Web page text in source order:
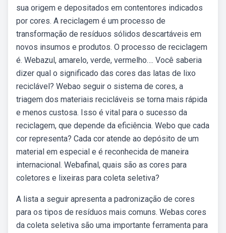
sua origem e depositados em contentores indicados
por cores. A reciclagem é um processo de
transformação de resíduos sólidos descartáveis em
novos insumos e produtos. O processo de reciclagem
é. Webazul, amarelo, verde, vermelho…. Você saberia
dizer qual o significado das cores das latas de lixo
reciclável? Webao seguir o sistema de cores, a
triagem dos materiais recicláveis se torna mais rápida
e menos custosa. Isso é vital para o sucesso da
reciclagem, que depende da eficiência. Webo que cada
cor representa? Cada cor atende ao depósito de um
material em especial e é reconhecida de maneira
internacional. Webafinal, quais são as cores para
coletores e lixeiras para coleta seletiva?
A lista a seguir apresenta a padronização de cores
para os tipos de resíduos mais comuns. Webas cores
da coleta seletiva são uma importante ferramenta para